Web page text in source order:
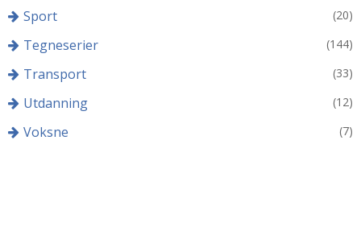
Sport (20)
Tegneserier (144)
Transport (33)
Utdanning (12)
Voksne (7)